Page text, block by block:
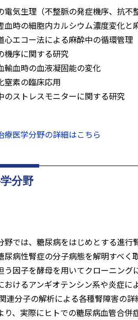
電気生理（不整脈の発症機序、抗不
血時の細胞内カルシウム濃度変化と
心エコー法による麻酔中の循環管理
機序に関する研究
輸血時の血液凝固能の変化
窒素の臨床応用
のストレスモニターに関する研究
療医学分野の詳細はこちら
分野
野では、糖尿病をはじめとする進
尿病性腎症の分子病態を解明すべ
う因子を酵母を用いてクローニン
おけるアンギオテンシン系や炎症
連分子の解析による各種腎障害の
り、実際にヒトでの糖尿病血管合